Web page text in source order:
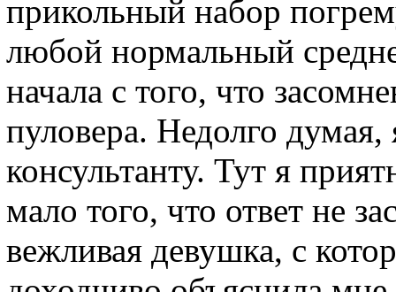
прикольный набор
любой нормальный
начала с того, что
пуловера. Недолго
консультанту. Тут я
мало того, что ответ не
вежливая девушка, с